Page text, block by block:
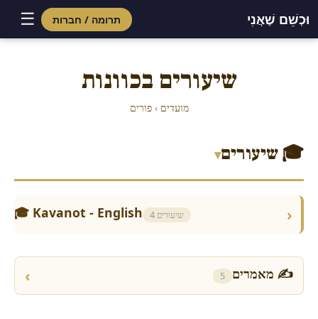
וּכְשֵׁם שֶׁאֲנִי תרומה / חברות ☰
שיעורים בכוונות
מועדים › פורים
🎓 שיעורים▾
🎓 Kavanot - English 4 שיעורים ›
✍ מאמרים 5
›